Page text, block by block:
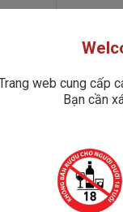
web cung cấp
Bạn cần